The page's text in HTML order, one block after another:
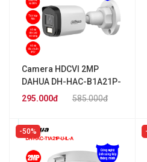
Camera HDCVI 2MP
DAHUA DH-HAC-B1A21P-
U-IL-A
585.000đ
295.000đ
50%